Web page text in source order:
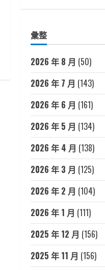
彙整
2026 年 8 月 (50)
2026 年 7 月 (143)
2026 年 6 月 (161)
2026 年 5 月 (134)
2026 年 4 月 (138)
2026 年 3 月 (125)
2026 年 2 月 (104)
2026 年 1 月 (111)
2025 年 12 月 (156)
2025 年 11 月 (156)